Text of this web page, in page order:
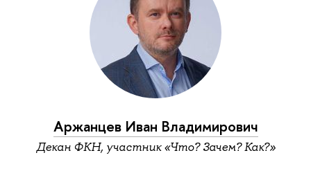
Аржанцев Иван Владимирович
Декан ФКН, участник «Что? Зачем? Как?»